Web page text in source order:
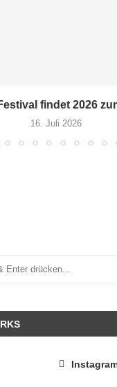
findet 2026
16. Juli 2026